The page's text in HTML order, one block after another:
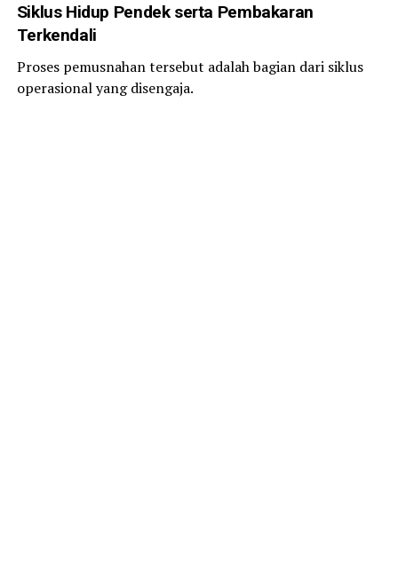
Siklus Hidup Pendek serta Pembakaran
Terkendali
Proses pemusnahan tersebut adalah bagian dari siklus
operasional yang disengaja.